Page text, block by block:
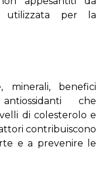
utilizzata
per la
, minerali, benefici
che
di colesterolo e
contribuiscono
e a prevenire
le